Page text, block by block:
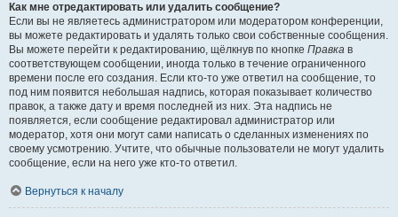
Как мне отредактировать или удалить сообщение?
Если вы не являетесь администратором или модератором конференции,
вы можете редактировать и удалять только свои собственные сообщения.
Вы можете перейти к редактированию, щёлкнув по кнопке Правка в
соответствующем сообщении, иногда только в течение ограниченного
времени после его создания. Если кто-то уже ответил на сообщение, то
под ним появится небольшая надпись, которая показывает количество
правок, а также дату и время последней из них. Эта надпись не
появляется, если сообщение редактировал администратор или
модератор, хотя они могут сами написать о сделанных изменениях по
своему усмотрению. Учтите, что обычные пользователи не могут удалить
сообщение, если на него уже кто-то ответил.
Вернуться к началу